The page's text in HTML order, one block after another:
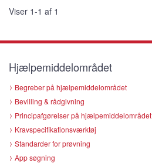
Viser 1-1 af 1
Hjælpemiddelområdet
Begreber på hjælpemiddelområdet
Bevilling & rådgivning
Principafgørelser på hjælpemiddelområdet
Kravspecifikationsværktøj
Standarder for prøvning
App søgning